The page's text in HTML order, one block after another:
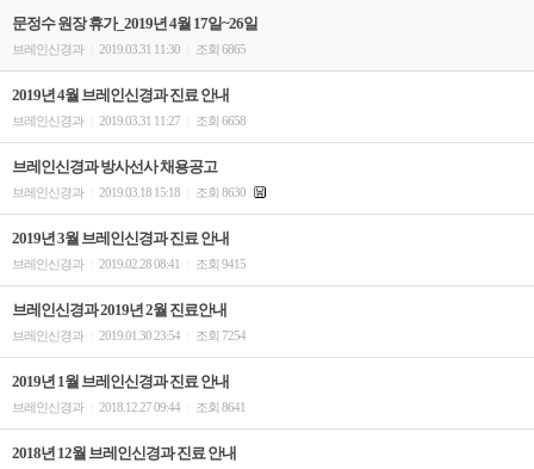
문정수 원장 휴가_2019년 4월 17일~26일
브레인신경과 2019.03.31 11:30 조회 6865
2019년 4월 브레인신경과 진료 안내
브레인신경과 2019.03.31 11:27 조회 6658
브레인신경과 방사선사 채용공고
브레인신경과 2019.03.18 15:18 조회 8630
2019년 3월 브레인신경과 진료 안내
브레인신경과 2019.02.28 08:41 조회 9415
브레인신경과 2019년 2월 진료안내
브레인신경과 2019.01.30 23:54 조회 7254
2019년 1월 브레인신경과 진료 안내
브레인신경과 2018.12.27 09:44 조회 8641
2018년 12월 브레인신경과 진료 안내